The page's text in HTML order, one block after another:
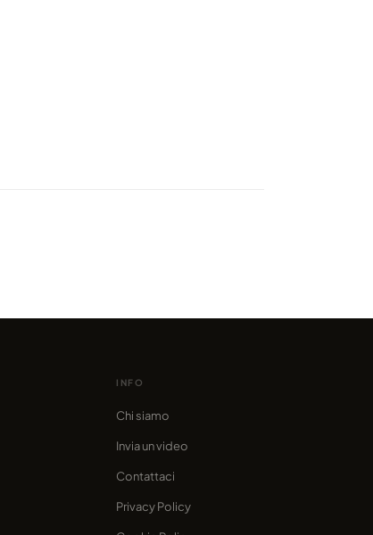
INFO
Chi siamo
Invia un video
Contattaci
Privacy Policy